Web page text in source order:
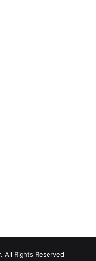
All Rights Reserved